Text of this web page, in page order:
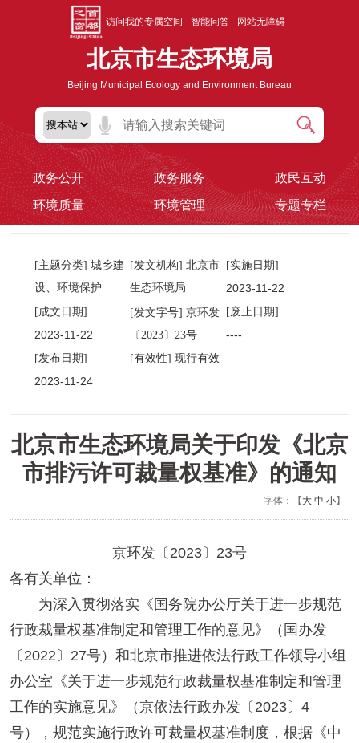
访问我的专属空间 智能问答 网站无障碍
北京市生态环境局
Beijing Municipal Ecology and Environment Bureau
政务公开 政务服务
政民互动
环境质量
环境管理 专题专栏
[主题分类] 城乡建
设、环境保护
[发文机构] 北京市
生态环境局
[实施日期]
2023-11-22
00:00:00
[成文日期]
2023-11-22
00:00:00
[发文字号]京环发
〔2023〕23号
[废止日期]
----
[发布日期]
2023-11-24
[有效性] 现行有效
北京市生态环境局关于印发《北京
市排污许可裁量权基准》的通知
字体：【 大 中 小】
京环发〔2023〕23号
各有关单位：
为深入贯彻落实《国务院办公厅关于进一步规范
行政裁量权基准制定和管理工作的意见》（国办发
〔2022〕27号）和北京市推进依法行政工作领导小组
办公室《关于进一步规范行政裁量权基准制定和管理
工作的实施意见》（京依法行政办发〔2023〕4
号），规范实施行政许可裁量权基准制度，根据《中